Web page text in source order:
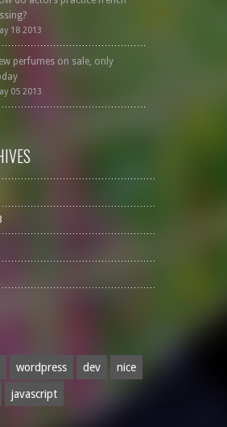
18 2013
perfumes on sale, only
05 2013
wordpress dev nice
javascript